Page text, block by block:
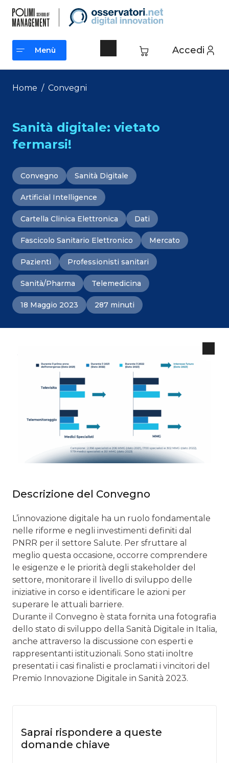
contenuto
Accedi
Menù
Menù
Home / Convegni
Sanità digitale: vietato
fermarsi!
Convegno Sanità Digitale
Artificial Intelligence
Cartella Clinica Elettronica Dati
Fascicolo Sanitario Elettronico Mercato
Pazienti Professionisti sanitari
Sanità/Pharma Telemedicina
18 Maggio 2023 287 minuti
Descrizione del Convegno
L’innovazione digitale ha un ruolo fondamentale
nelle riforme e negli investimenti definiti dal
PNRR per il settore Salute. Per sfruttare al
meglio questa occasione, occorre comprendere
le esigenze e le priorità degli stakeholder del
settore, monitorare il livello di sviluppo delle
iniziative in corso e identificare le azioni per
superare le attuali barriere.
Durante il Convegno è stata fornita una fotografia
dello stato di sviluppo della Sanità Digitale in Italia,
anche attraverso la discussione con esperti e
rappresentanti istituzionali. Sono stati inoltre
presentati i casi finalisti e proclamati i vincitori del
Premio Innovazione Digitale in Sanità 2023.
Saprai rispondere a queste
domande chiave